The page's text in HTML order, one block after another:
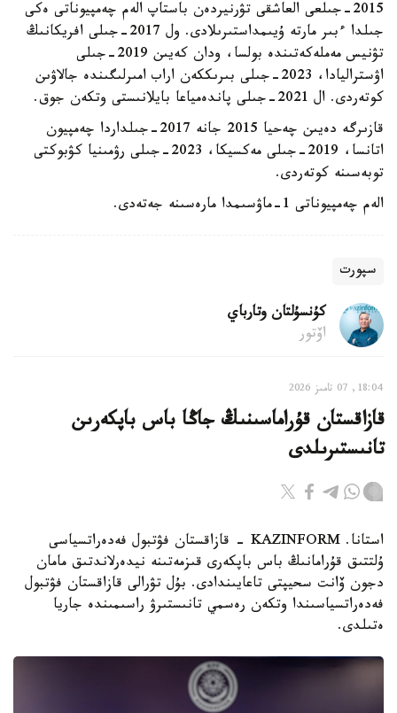
2015-جىلعى العاشقى تۋرنيردەن باستاپ الەم چەمپيوناتى ەكى
جىلدا ءبىر مارتە ۇيىمداستىرىلادى. ول 2017-جىلى افريكانىڭ
تۋنيس مەملەكەتىندە بولسا، ودان كەيىن 2019-جىلى
اۋستراليادا، 2023-جىلى بىرىككەن اراب امىرلىگىندە جالاۋىن
كوتەردى. ال 2021-جىلى پاندەمياعا بايلانىستى وتكەن جوق.
قازىرگە دەيىن چەحيا 2015 جانە 2017-جىلداردا چەمپيون
اتانسا، 2019-جىلى مەكسيكا، 2023-جىلى رۋمىنيا كۋبوكتى
توبەسىنە كوتەردى.
الەم چەمپيوناتى 1-ماۋسىمدا مارەسىنە جەتەدى.
سپورت
كۇنسۇلتان وتارباي
اۆتور
18:04, 07 تامىز 2026
قازاقستان قۇراماسىنىڭ جاڭا باس باپكەرىن
تانىستىرىلدى
استانا. KAZINFORM - قازاقستان فۋتبول فەدەراتسياسى
ۇلتتىق قۇرامانىڭ باس باپكەرى قىزمەتىنە نيدەرلاندتىق مامان
دجون ۆانت سحيپتى تاعايىندادى. بۇل تۋرالى قازاقستان فۋتبول
فەدەراتسياسىندا وتكەن رەسمي تانىستىرۋ راسىمىندە جاريا
ەتىلدى.